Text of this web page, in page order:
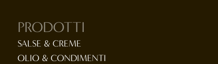
PRODOTTI
SALSE & CREME
OLIO & CONDIMENTI